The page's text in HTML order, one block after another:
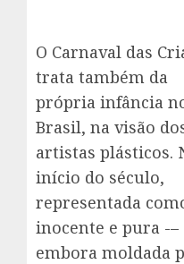
O Carnaval das
trata também da
própria infância
Brasil, na visão
artistas plásticos.
início do século,
representada
inocente e pura -–
embora moldada